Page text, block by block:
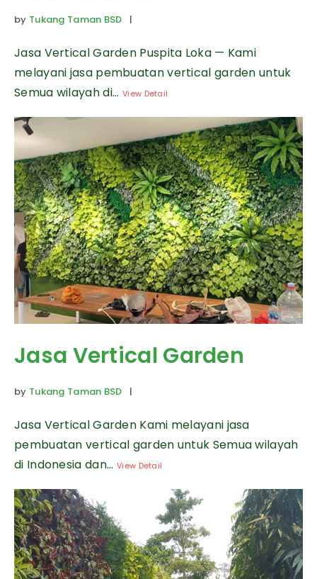
by Tukang Taman BSD |
Jasa Vertical Garden Puspita Loka — Kami
melayani jasa pembuatan vertical garden untuk
Semua wilayah di...View Detail
Jasa Vertical Garden
by Tukang Taman BSD |
Jasa Vertical Garden Kami melayani jasa
pembuatan vertical garden untuk Semua wilayah
di Indonesia dan...View Detail